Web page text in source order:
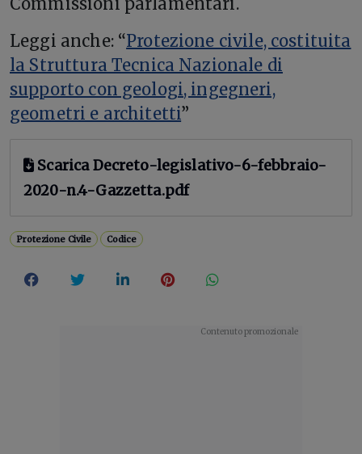
Leggi anche: “Protezione civile, costituita
la Struttura Tecnica Nazionale di
supporto con geologi, ingegneri,
geometri e architetti”
Scarica Decreto-legislativo-6-febbraio-
2020-n.4-Gazzetta.pdf
Protezione Civile Codice